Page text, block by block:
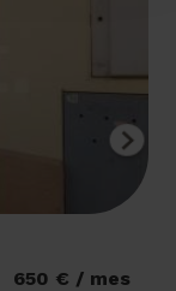
650 € / mes